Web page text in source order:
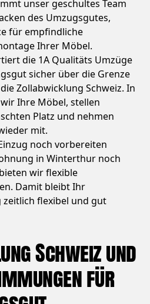
unser geschultes Team
des Umzugsgutes,
für empfindliche
Ihrer Möbel.
die 1A Qualitäts Umzüge
sicher über die Grenze
Zollabwicklung Schweiz. In
Ihre Möbel, stellen
Platz und nehmen
mit.
noch vorbereiten
in Winterthur noch
wir flexible
Damit bleibt Ihr
flexibel und gut
Schweiz und
für